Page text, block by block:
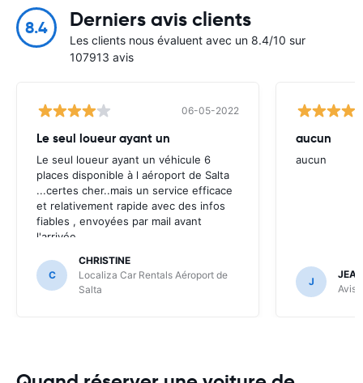
8.4 Derniers avis clients
Les clients nous évaluent avec un 8.4/10 sur
107913 avis
06-05-2022
Le seul loueur ayant un
Le seul loueur ayant un véhicule 6
places disponible à l aéroport de Salta
...certes cher..mais un service efficace
et relativement rapide avec des infos
fiables , envoyées par mail avant
l'arrivée .
C
CHRISTINE
Localiza Car Rentals Aéroport de
Salta
aucun
aucun
J
Avis